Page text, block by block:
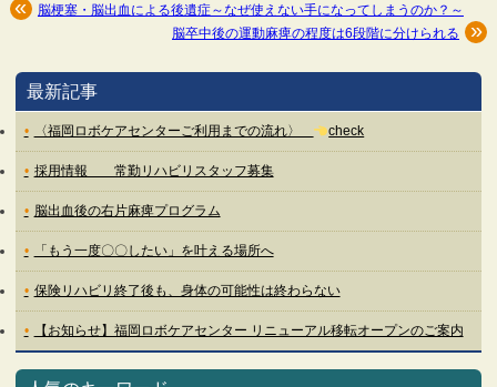
脳梗塞・脳出血による後遺症～なぜ使えない手になってしまうのか？～
脳卒中後の運動麻痺の程度は6段階に分けられる
最新記事
〈福岡ロボケアセンターご利用までの流れ〉 check
採用情報 常勤リハビリスタッフ募集
脳出血後の右片麻痺プログラム
「もう一度〇〇したい」を叶える場所へ
保険リハビリ終了後も、身体の可能性は終わらない
【お知らせ】福岡ロボケアセンター リニューアル移転オープンのご案内